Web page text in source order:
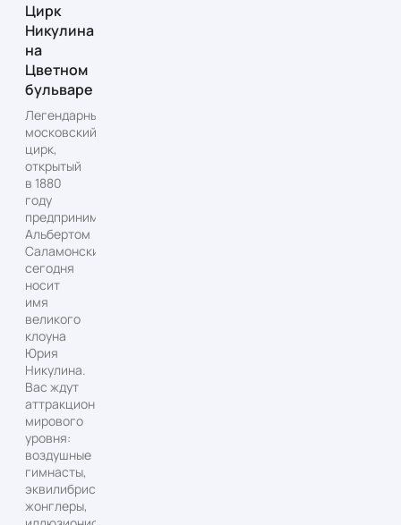
Цирк
Никулина
на
Цветном
бульваре
Легендарный
московский
цирк,
открытый
в 1880
году
предпринимателем
Альбертом
Саламонским,
сегодня
носит
имя
великого
клоуна
Юрия
Никулина.
Вас ждут
аттракционы
мирового
уровня:
воздушные
гимнасты,
эквилибристы,
жонглеры,